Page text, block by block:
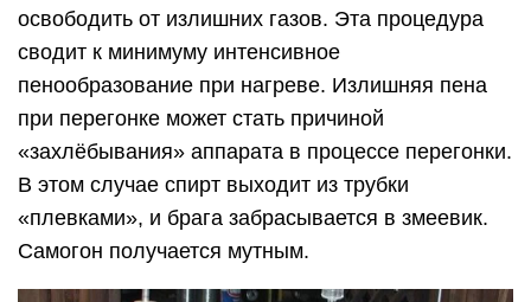
освободить от излишних газов. Эта процедура
сводит к минимуму интенсивное
пенообразование при нагреве. Излишняя пена
при перегонке может стать причиной
«захлёбывания» аппарата в процессе перегонки.
В этом случае спирт выходит из трубки
«плевками», и брага забрасывается в змеевик.
Самогон получается мутным.